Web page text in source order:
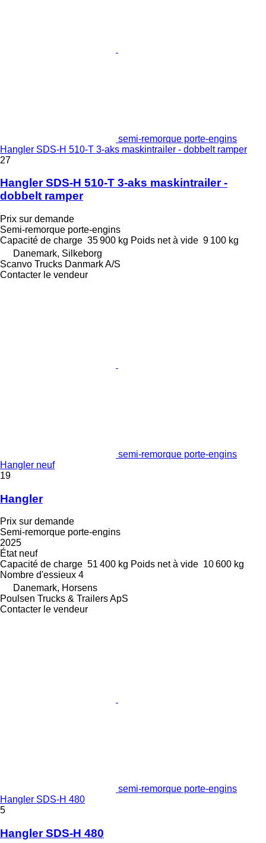
semi-remorque porte-engins
Hangler SDS-H 510-T 3-aks maskintrailer - dobbelt ramper
27
Hangler SDS-H 510-T 3-aks maskintrailer -
dobbelt ramper
Prix sur demande
Semi-remorque porte-engins
Capacité de charge 35 900 kg Poids net à vide 9 100 kg
Danemark, Silkeborg
Scanvo Trucks Danmark A/S
Contacter le vendeur
semi-remorque porte-engins
Hangler neuf
19
Hangler
Prix sur demande
Semi-remorque porte-engins
2025
Étatneuf
Capacité de charge 51 400 kg Poids net à vide 10 600 kg
Nombre d'essieux 4
Danemark, Horsens
Poulsen Trucks & Trailers ApS
Contacter le vendeur
semi-remorque porte-engins
Hangler SDS-H 480
5
Hangler SDS-H 480